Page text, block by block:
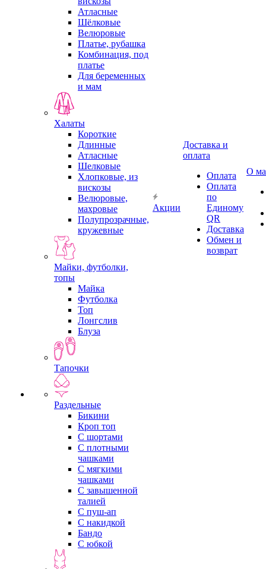
Атласные
Шёлковые
Велюровые
Платье, рубашка
Комбинация, под
платье
Для беременных
и мам
Халаты
Короткие
Длинные
Атласные
Шелковые
Хлопковые, из
вискозы
Велюровые,
махровые
Полупрозрачные,
кружевные
Майки, футболки,
топы
Майка
Футболка
Топ
Лонгслив
Блуза
Тапочки
Раздельные
Бикини
Кроп топ
С шортами
С плотными
чашками
С мягкими
чашками
С завышенной
талией
С пуш-ап
С накидкой
Бандо
С юбкой
Акции
Доставка и
оплата
Оплата
Оплата
по
Единому
QR
Доставка
Обмен и
возврат
О